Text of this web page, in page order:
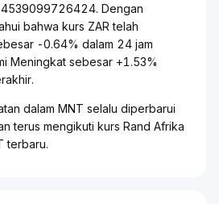
Dengan
bahwa kurs ZAR telah
-0.64% dalam 24 jam
Meningkat sebesar +1.53%
dalam MNT selalu diperbarui
terus mengikuti kurs Rand Afrika
terbaru.